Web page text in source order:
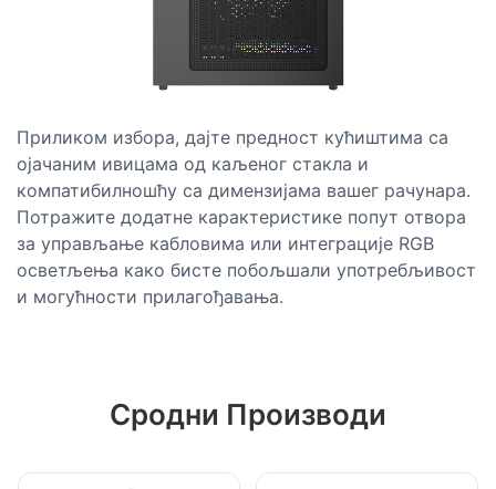
Приликом избора, дајте предност кућиштима са
ојачаним ивицама од каљеног стакла и
компатибилношћу са димензијама вашег рачунара.
Потражите додатне карактеристике попут отвора
за управљање кабловима или интеграције RGB
осветљења како бисте побољшали употребљивост
и могућности прилагођавања.
Сродни Производи